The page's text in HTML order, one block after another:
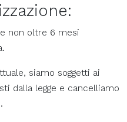
non oltre 6 mesi
siamo soggetti ai
dalla legge e cancelliamo